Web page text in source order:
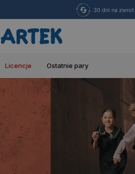
30 dni na zwrot
Licencje Ostatnie pary